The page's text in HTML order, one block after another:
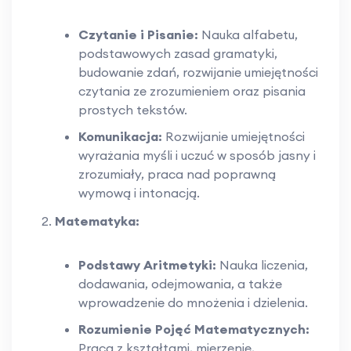
Czytanie i Pisanie: Nauka alfabetu,
podstawowych zasad gramatyki,
budowanie zdań, rozwijanie umiejętności
czytania ze zrozumieniem oraz pisania
prostych tekstów.
Komunikacja: Rozwijanie umiejętności
wyrażania myśli i uczuć w sposób jasny i
zrozumiały, praca nad poprawną
wymową i intonacją.
Matematyka:
Podstawy Aritmetyki: Nauka liczenia,
dodawania, odejmowania, a także
wprowadzenie do mnożenia i dzielenia.
Rozumienie Pojęć Matematycznych: